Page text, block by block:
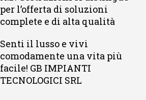
per l’offerta di soluzioni
complete e di alta qualità
Senti il lusso e vivi
comodamente una vita più
facile! GB IMPIANTI
TECNOLOGICI SRL